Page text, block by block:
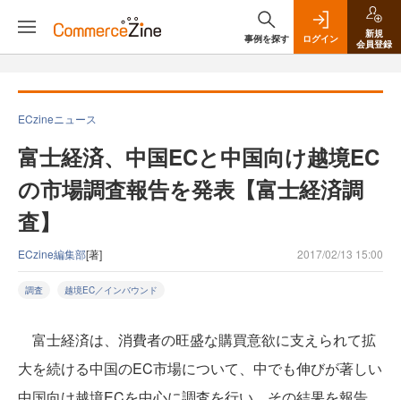
事例を探す ログイン
新規
会員登録
ECzineニュース
富士経済、中国ECと中国向け越境EC
の市場調査報告を発表【富士経済調
査】
ECzine編集部[著] 2017/02/13 15:00
調査 越境EC／インバウンド
富士経済は、消費者の旺盛な購買意欲に支えられて拡
大を続ける中国のEC市場について、中でも伸びが著しい